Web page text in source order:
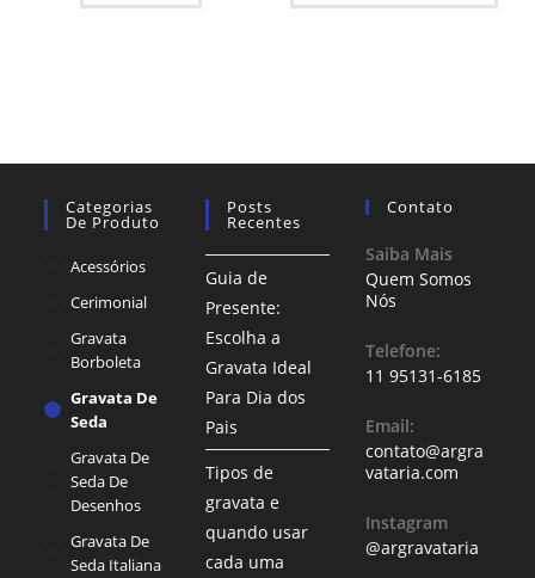
Categorias
De Produto
Acessórios
Cerimonial
Gravata
Borboleta
Gravata De
Seda
Gravata De
Seda De
Desenhos
Gravata De
Seda Italiana
Posts
Recentes
Guia de
Presente:
Escolha a
Gravata Ideal
Para Dia dos
Pais
Tipos de
gravata e
quando usar
cada uma
Contato
Saiba Mais
Quem Somos
Nós
Telefone:
11 95131-6185
Email:
contato@argra
vataria.com
Instagram
@argravataria